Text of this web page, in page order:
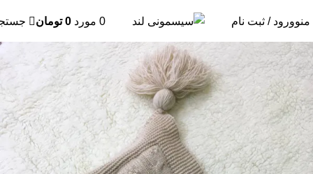
منوورود / ثبت نام 0 مورد 0 تومان